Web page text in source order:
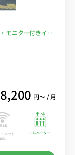
モニター付きイン
円〜 / 月
ーネット
無料
エレベーター